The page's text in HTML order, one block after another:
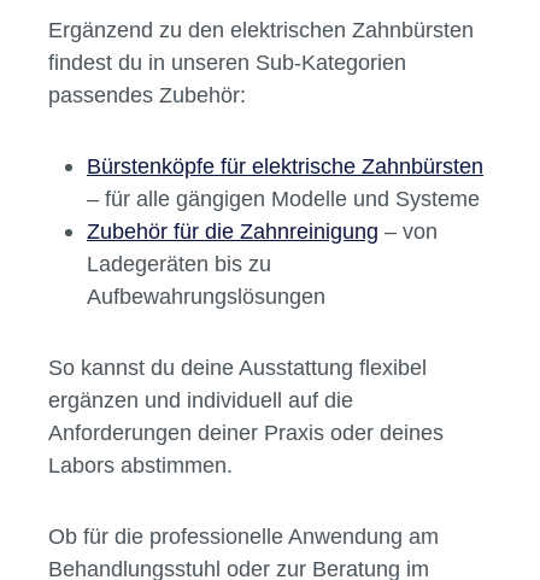
reduzieren sich Folgekosten und
Wartungsaufwand. Das ist besonders im
Praxisbetrieb ein echtes Plus.
Praxisnahe Ergänzungen und
Zubehör
Ergänzend zu den elektrischen Zahnbürsten
findest du in unseren Sub-Kategorien
Bürstenköpfe für elektrische Zahnbürsten
– für alle gängigen Modelle und Systeme
Zubehör für die Zahnreinigung
Aufbewahrungslösungen